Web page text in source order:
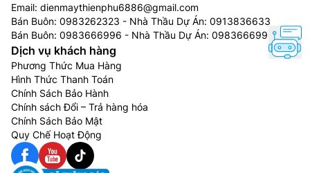
Email: dienmaythienphu6886@gmail.com
Bán Buôn: 0983262323 - Nhà Thầu Dự Án: 0913836633
Bán Buôn: 0983666996 - Nhà Thầu Dự Án: 0983666996
Dịch vụ khách hàng
Phương Thức Mua Hàng
Hình Thức Thanh Toán
Chính Sách Bảo Hành
Chính sách Đổi – Trả hàng hóa
Chính Sách Bảo Mật
Quy Chế Hoạt Động